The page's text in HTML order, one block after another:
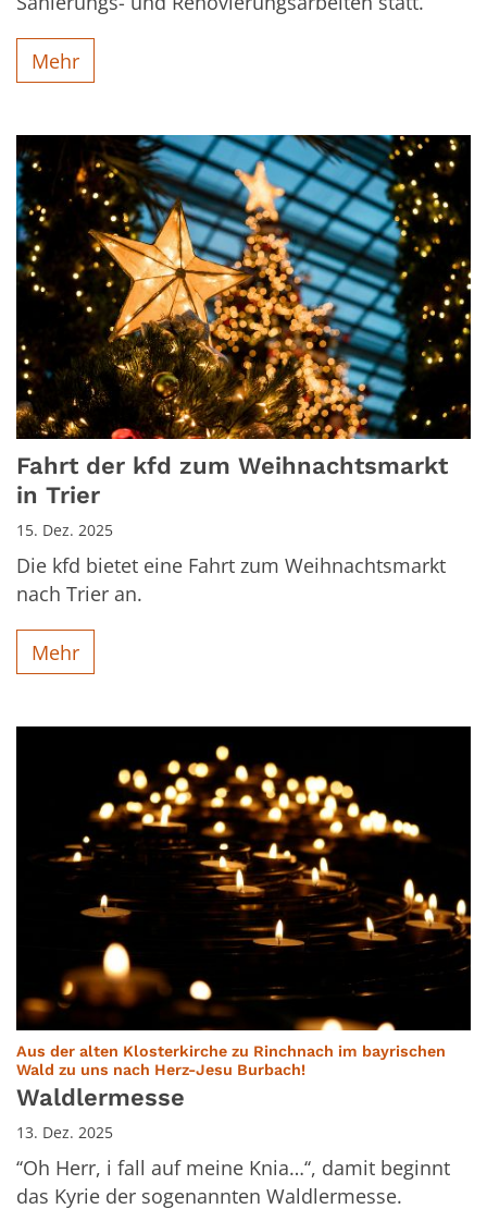
Mehr
Fahrt der kfd zum Weihnachtsmarkt
in Trier
15. Dez. 2025
Die kfd bietet eine Fahrt zum Weihnachtsmarkt
nach Trier an.
Mehr
Aus der alten Klosterkirche zu Rinchnach im bayrischen
Wald zu uns nach Herz-Jesu Burbach!:
Waldlermesse
13. Dez. 2025
‘‘Oh Herr, i fall auf meine Knia…‘‘, damit beginnt
das Kyrie der sogenannten Waldlermesse.